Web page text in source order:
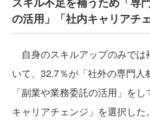
の活用」「社内キャリアチ
自身のスキルアップのみでは
いて、32.7％が「社外の専門人
「副業や業務委託の活用」を
キャリアチェンジ」を選択した。